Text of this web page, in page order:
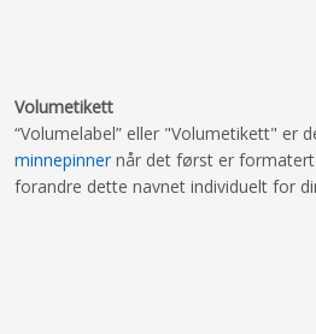
Volumetikett
“Volumelabel” eller "Volumetikett" er
minnepinner når det først er formatert
forandre dette navnet individuelt for